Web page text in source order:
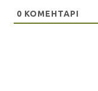
0 КОМЕНТАРІ